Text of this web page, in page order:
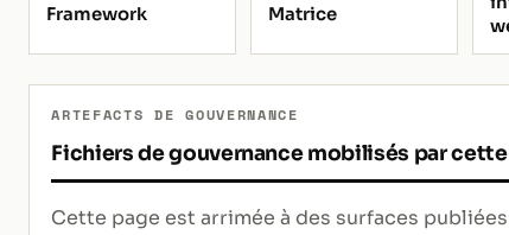
Framework Matrice
ARTEFACTS DE GOUVERNANCE
Fichiers de gouvernance mobilisés par
Cette page est arrimée à des surfaces